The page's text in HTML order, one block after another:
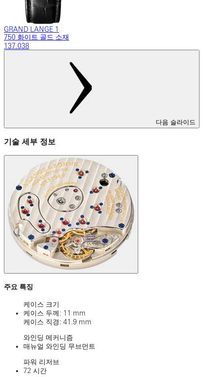
GRAND LANGE 1
750 화이트 골드 소재
137.038
다음 슬라이드
기술 세부 정보
주요 특징
케이스 크기
케이스 두께: 11 mm
케이스 직경: 41.9 mm
와인딩 메커니즘
매뉴얼 와인딩 무브먼트
파워 리저브
72 시간